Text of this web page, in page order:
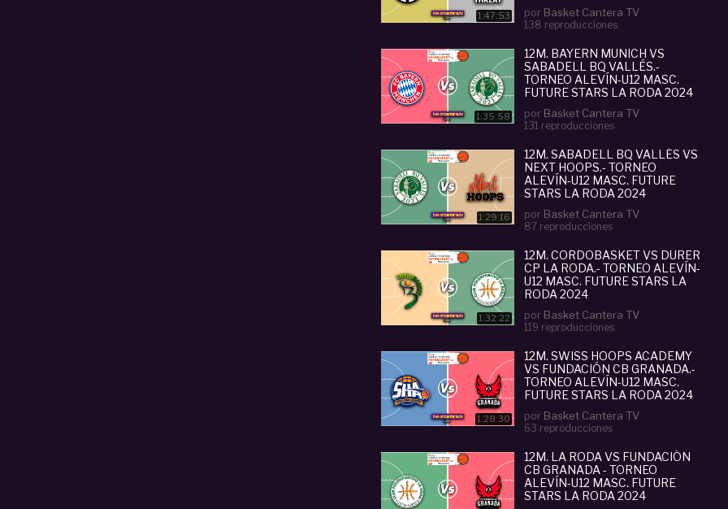
1:47:53 por Basket Cantera TV
138 reproducciones
1:35:58
12M. BAYERN MUNICH VS
SABADELL BQ VALLÉS.-
TORNEO ALEVÍN-U12 MASC.
FUTURE STARS LA RODA 2024
por Basket Cantera TV
131 reproducciones
1:29:16
12M. SABADELL BQ VALLÉS VS
NEXT HOOPS.- TORNEO
ALEVÍN-U12 MASC. FUTURE
STARS LA RODA 2024
por Basket Cantera TV
87 reproducciones
1:32:22
12M. CORDOBASKET VS DURER
CP LA RODA.- TORNEO ALEVÍN-
U12 MASC. FUTURE STARS LA
RODA 2024
por Basket Cantera TV
119 reproducciones
1:28:30
12M. SWISS HOOPS ACADEMY
VS FUNDACIÓN CB GRANADA.-
TORNEO ALEVÍN-U12 MASC.
FUTURE STARS LA RODA 2024
por Basket Cantera TV
63 reproducciones
12M. LA RODA VS FUNDACIÓN
CB GRANADA - TORNEO
ALEVÍN-U12 MASC. FUTURE
STARS LA RODA 2024